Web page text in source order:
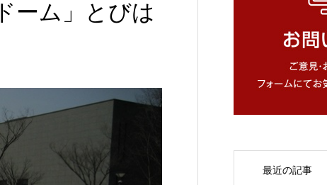
ーム」とびは
最近の記事